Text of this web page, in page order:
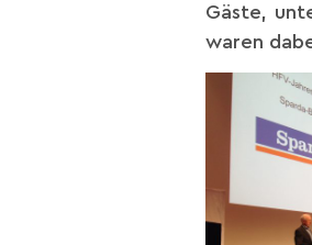
Gäste,
waren